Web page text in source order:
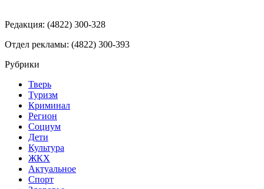
Редакция: (4822) 300-328
Отдел рекламы: (4822) 300-393
Рубрики
Тверь
Туризм
Криминал
Регион
Социум
Дети
Культура
ЖКХ
Актуальное
Спорт